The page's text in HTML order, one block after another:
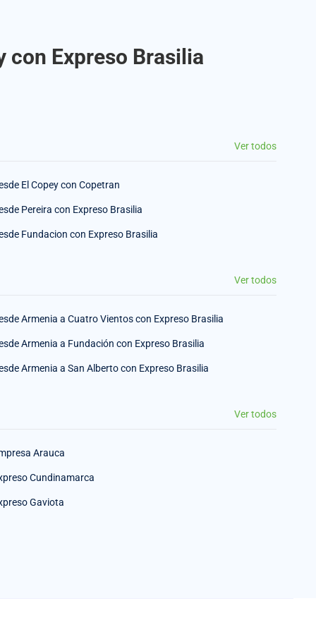
con Expreso Brasilia
Ver todos
El Copey con Copetran
Pereira con Expreso Brasilia
Fundacion con Expreso Brasilia
Ver todos
Armenia a Cuatro Vientos con Expreso Brasilia
Armenia a Fundación con Expreso Brasilia
Armenia a San Alberto con Expreso Brasilia
Ver todos
Arauca
Cundinamarca
Gaviota